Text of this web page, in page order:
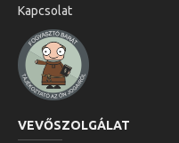
Kapcsolat
VEVŐSZOLGÁLAT